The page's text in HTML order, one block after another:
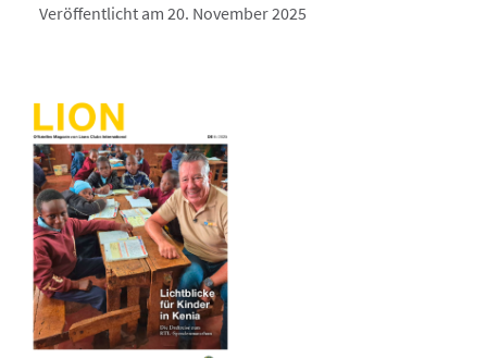
Veröffentlicht am 20. November 2025